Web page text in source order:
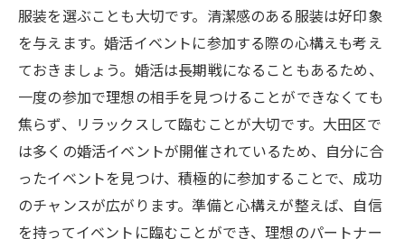
服装を選ぶことも大切です。清潔感のある服装は好印象
を与えます。婚活イベントに参加する際の心構えも考え
ておきましょう。婚活は長期戦になることもあるため、
一度の参加で理想の相手を見つけることができなくても
焦らず、リラックスして臨むことが大切です。大田区で
は多くの婚活イベントが開催されているため、自分に合
ったイベントを見つけ、積極的に参加することで、成功
のチャンスが広がります。準備と心構えが整えば、自信
を持ってイベントに臨むことができ、理想のパートナー